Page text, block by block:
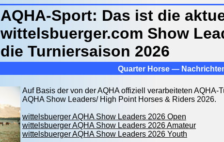
AQHA-Sport: Das ist die
wittelsbuerger.com Show
die Turniersaison 2026
Quarter Horse —
Auf Basis der von der AQHA offiziell verarbeiteten
AQHA Show Leaders/ High Point Horses & Riders 2026.
wittelsbuerger AQHA Show Leaders 2026 Open
wittelsbuerger AQHA Show Leaders 2026 Amateur
wittelsbuerger AQHA Show Leaders 2026 Youth